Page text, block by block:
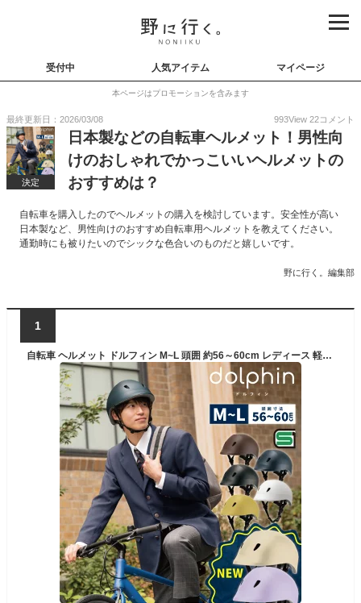
受付中 人気アイテム マイページ
本ページはプロモーションを含みます
最終更新日：2026/03/08 993View 22コメント
決定
日本製などの自転車ヘルメット！男性向
けのおしゃれでかっこいいヘルメットの
おすすめは？
自転車を購入したのでヘルメットの購入を検討しています。安全性が高い
日本製など、男性向けのおすすめ自転車用ヘルメットを教えてください。
通勤時にも被りたいのでシックな色合いのものだと嬉しいです。
野に行く。編集部
1
自転車 ヘルメット ドルフィン M~L 頭囲 約56～60cm レディース 軽量 おしゃれ 通学ヘルメット 自転車用ヘルメット sgマーク付き自転車ヘルメット 自転車ヘルメットsgマーク サイクリングヘルメット SG規格 sg認証 日本製 クミカ工業 dolphin シンプル KG005